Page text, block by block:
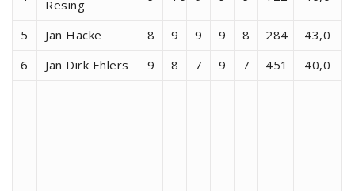
Resing
5 Jan Hacke 8 9 9 9 8 284
43,0
6
Jan Dirk Ehlers 9 8 7 9 7 451 40,0